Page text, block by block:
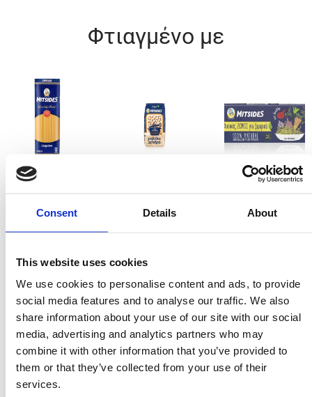
Consent Details About
This website uses cookies
We use cookies to personalise content and ads, to provide
social media features and to analyse our traffic. We also
share information about your use of our site with our social
media, advertising and analytics partners who may
combine it with other information that you’ve provided to
them or that they’ve collected from your use of their
services.
Φτιαγμένο με
Linguine
Ζωμός για
Ζωμός Λαχανικών
Σκόνη
Περαστή Ντομάτα
500g
Συστατικά